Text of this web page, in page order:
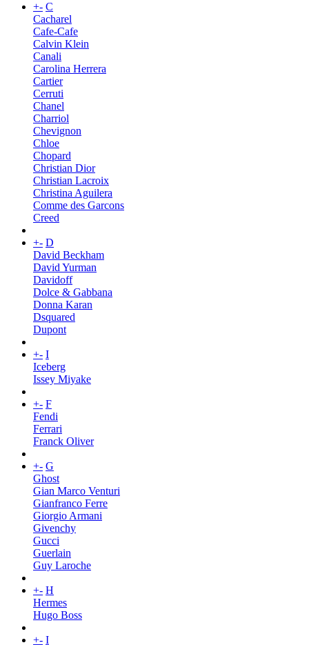
+- C
Cacharel
Cafe-Cafe
Calvin Klein
Canali
Carolina Herrera
Cartier
Cerruti
Chanel
Charriol
Chevignon
Chloe
Chopard
Christian Dior
Christian Lacroix
Christina Aguilera
Comme des Garcons
Creed
+- D
David Beckham
David Yurman
Davidoff
Dolce & Gabbana
Donna Karan
Dsquared
Dupont
+- I
Iceberg
Issey Miyake
+- F
Fendi
Ferrari
Franck Oliver
+- G
Ghost
Gian Marco Venturi
Gianfranco Ferre
Giorgio Armani
Givenchy
Gucci
Guerlain
Guy Laroche
+- H
Hermes
Hugo Boss
+- I